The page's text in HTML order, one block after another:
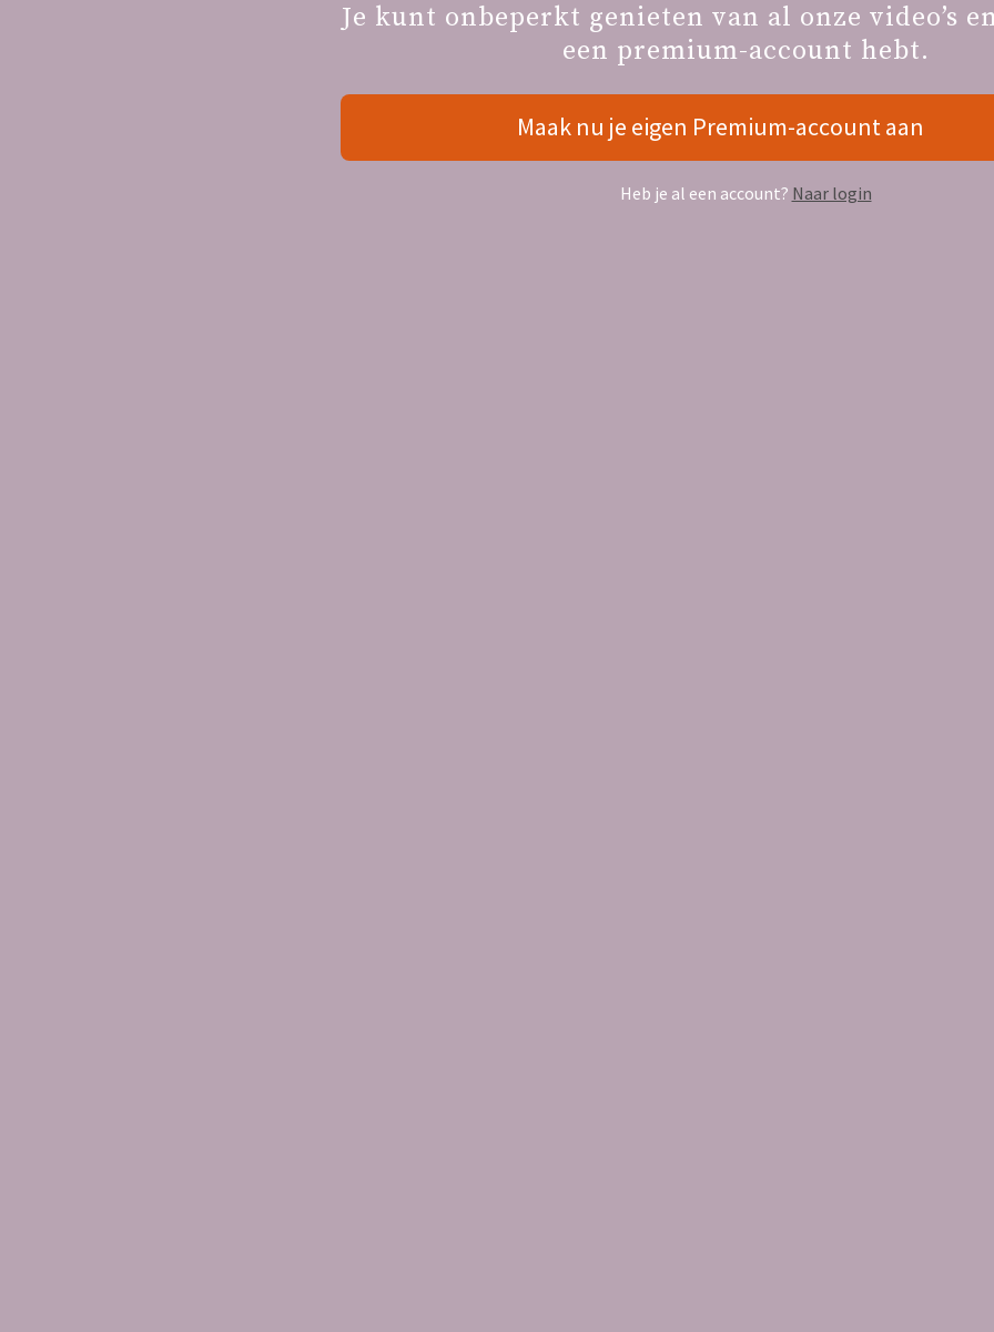
Bekijk ook eens de volgende
Je kunt onbeperkt genieten van al onze video’s
een premium-account hebt.
Maak nu je eigen Premium-account aan
Heb je al een account? Naar login